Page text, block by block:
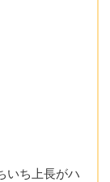
いち上長がハ